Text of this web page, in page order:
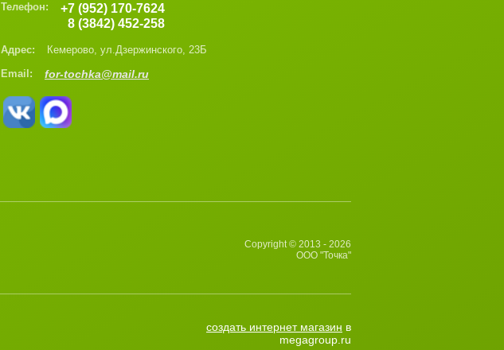
Телефон:
+7 (952) 170-7624
8 (3842) 452-258
Адрес: Кемерово, ул.Дзержинского, 23Б
Email: for-tochka@mail.ru
Copyright © 2013 - 2026
ООО "Точка"
создать интернет магазин в
megagroup.ru